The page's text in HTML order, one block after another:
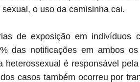
o uso da camisinha cai.
de exposição em indivíduos
das notificações em ambos
heterossexual é responsável
casos também ocorreu por